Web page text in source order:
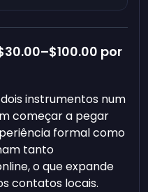
–$100.00 por
instrumentos num
começar a pegar
formal como
tanto
o que expande
contatos locais.